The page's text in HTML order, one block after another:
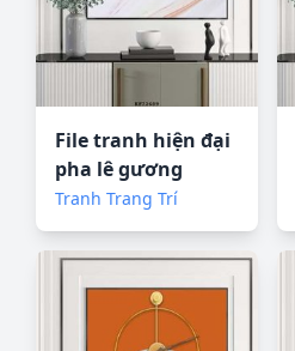
File tranh hiện đại
pha lê gương
KF72689
Tranh Trang Trí